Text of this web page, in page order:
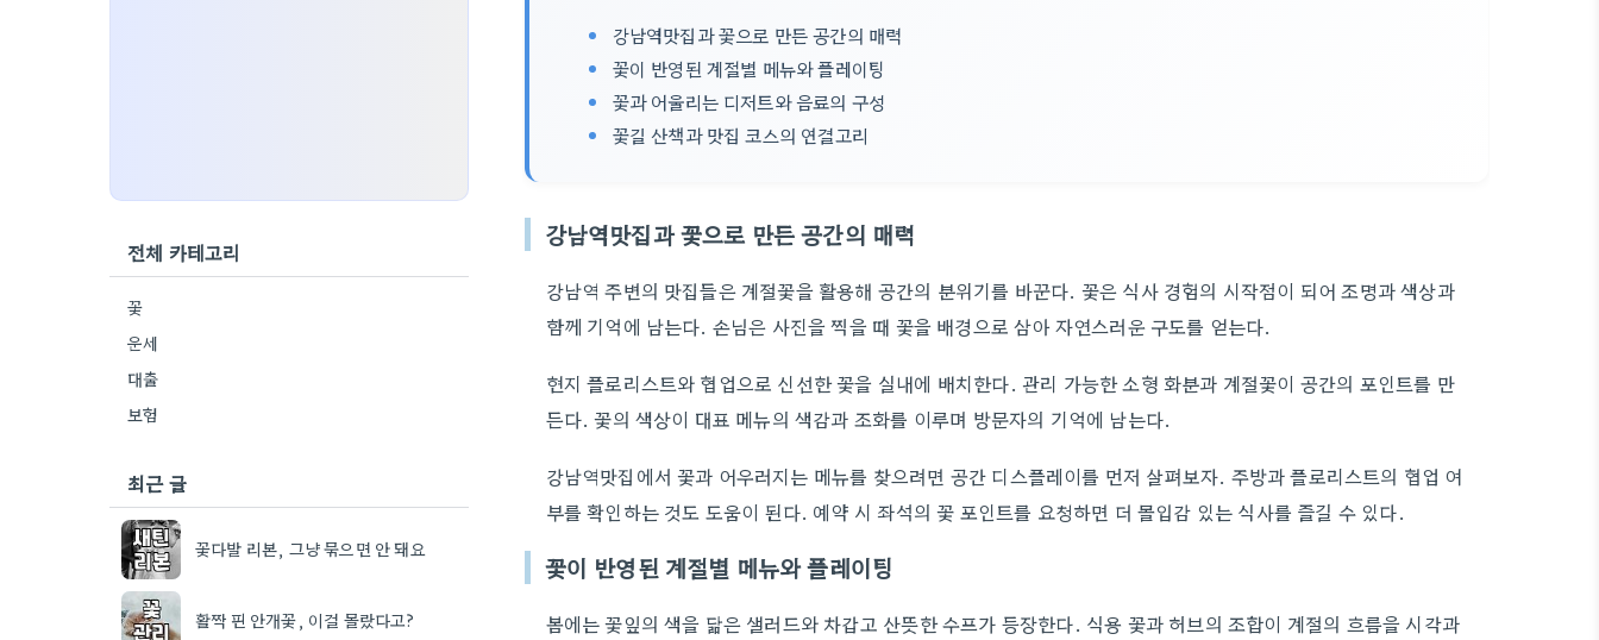
강남역맛집과 꽃으로 만든 공간의 매력
꽃이 반영된 계절별 메뉴와 플레이팅
꽃과 어울리는 디저트와 음료의 구성
꽃길 산책과 맛집 코스의 연결고리
강남역맛집과 꽃으로 만든 공간의 매력
강남역 주변의 맛집들은 계절꽃을 활용해 공간의 분위기를 바꾼다. 꽃은 식사 경험의 시작점이 되어 조명과 색상과
함께 기억에 남는다. 손님은 사진을 찍을 때 꽃을 배경으로 삼아 자연스러운 구도를 얻는다.
현지 플로리스트와 협업으로 신선한 꽃을 실내에 배치한다. 관리 가능한 소형 화분과 계절꽃이 공간의 포인트를 만
든다. 꽃의 색상이 대표 메뉴의 색감과 조화를 이루며 방문자의 기억에 남는다.
강남역맛집에서 꽃과 어우러지는 메뉴를 찾으려면 공간 디스플레이를 먼저 살펴보자. 주방과 플로리스트의 협업 여
부를 확인하는 것도 도움이 된다. 예약 시 좌석의 꽃 포인트를 요청하면 더 몰입감 있는 식사를 즐길 수 있다.
꽃이 반영된 계절별 메뉴와 플레이팅
봄에는 꽃잎의 색을 닮은 샐러드와 차갑고 산뜻한 수프가 등장한다. 식용 꽃과 허브의 조합이 계절의 흐름을 시각과
전체 카테고리
꽃
운세
대출
보험
최근 글
꽃다발 리본, 그냥 묶으면 안 돼요
활짝 핀 안개꽃, 이걸 몰랐다고?